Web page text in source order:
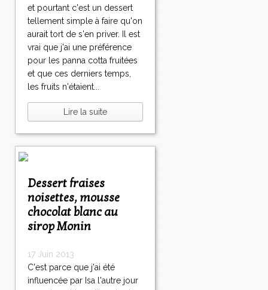
et pourtant c'est un dessert
tellement simple à faire qu'on
aurait tort de s'en priver. Il est
vrai que j'ai une préférence
pour les panna cotta fruitées
et que ces derniers temps,
les fruits n'étaient...
Lire la suite
Dessert fraises
noisettes, mousse
chocolat blanc au
sirop Monin
17 Juin 2013
C'est parce que j'ai été
influencée par Isa l'autre jour